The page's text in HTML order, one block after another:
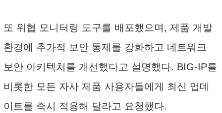
또 위협 모니터링 도구를 배포했으며, 제품 개발
환경에 추가적 보안 통제를 강화하고 네트워크
보안 아키텍처를 개선했다고 설명했다. BIG-IP를
비롯한 모든 자사 제품 사용자들에게 최신 업데
이트를 즉시 적용해 달라고 요청했다.